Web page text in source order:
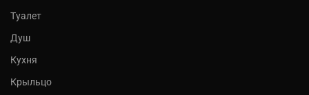
Туалет
Душ
Кухня
Крыльцо